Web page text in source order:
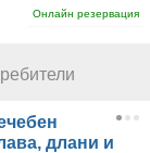
Онлайн резервация
длани и